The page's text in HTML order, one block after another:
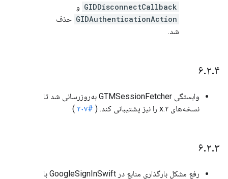
GIDDisconnectCallback و
GIDAuthenticationAction حذف
شد.
۶.۲.۴
وابستگی GTMSessionFetcher به‌روزرسانی شد تا
نسخه‌های ۲.x را نیز پشتیبانی کند. (
#۲۰۷ )
۶.۲.۳
رفع مشکل بارگذاری منابع در GoogleSignInSwift با